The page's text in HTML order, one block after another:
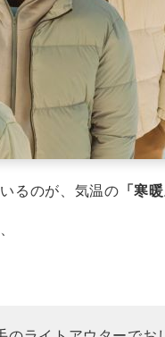
るのが、気温の 「寒暖